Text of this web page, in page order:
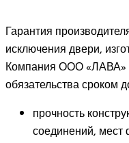
Гарантия
исключения двери,
Компания ООО «ЛАВА»
обязательства сроком
прочность
соединений, мест